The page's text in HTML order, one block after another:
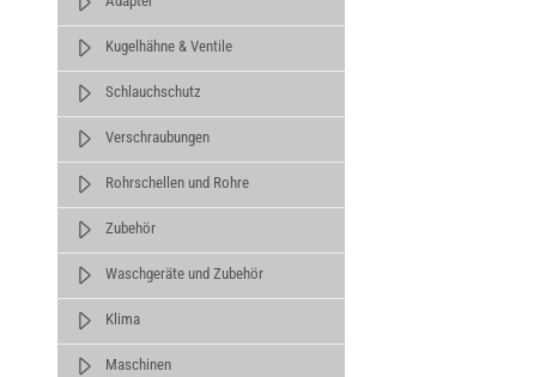
Kugelhähne & Ventile
Schlauchschutz
Verschraubungen
Rohrschellen und Rohre
Zubehör
Waschgeräte und Zubehör
Klima
Maschinen